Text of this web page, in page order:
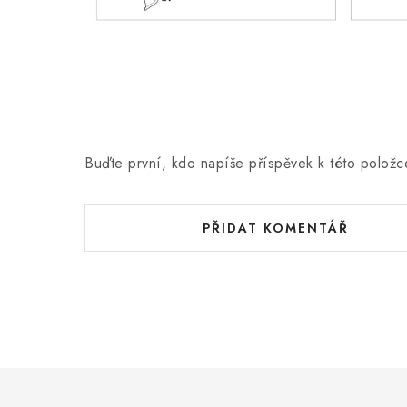
Buďte první, kdo napíše příspěvek k této
PŘIDAT KOMENTÁŘ